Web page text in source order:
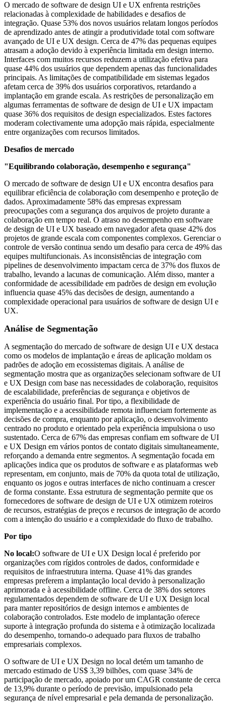
O mercado de software de design UI e UX enfrenta restrições
relacionadas à complexidade de habilidades e desafios de
integração. Quase 53% dos novos usuários relatam longos períodos
de aprendizado antes de atingir a produtividade total com software
avançado de UI e UX design. Cerca de 47% das pequenas equipes
atrasam a adoção devido à experiência limitada em design interno.
Interfaces com muitos recursos reduzem a utilização efetiva para
quase 44% dos usuários que dependem apenas das funcionalidades
principais. As limitações de compatibilidade em sistemas legados
afetam cerca de 39% dos usuários corporativos, retardando a
implantação em grande escala. As restrições de personalização em
algumas ferramentas de software de design de UI e UX impactam
quase 36% dos requisitos de design especializados. Estes factores
moderam colectivamente uma adopção mais rápida, especialmente
entre organizações com recursos limitados.
Desafios de mercado
"Equilibrando colaboração, desempenho e segurança"
O mercado de software de design UI e UX encontra desafios para
equilibrar eficiência de colaboração com desempenho e proteção de
dados. Aproximadamente 58% das empresas expressam
preocupações com a segurança dos arquivos de projeto durante a
colaboração em tempo real. O atraso no desempenho em software
de design de UI e UX baseado em navegador afeta quase 42% dos
projetos de grande escala com componentes complexos. Gerenciar o
controle de versão continua sendo um desafio para cerca de 49% das
equipes multifuncionais. As inconsistências de integração com
pipelines de desenvolvimento impactam cerca de 37% dos fluxos de
trabalho, levando a lacunas de comunicação. Além disso, manter a
conformidade de acessibilidade em padrões de design em evolução
influencia quase 45% das decisões de design, aumentando a
complexidade operacional para usuários de software de design UI e
UX.
Análise de Segmentação
A segmentação do mercado de software de design UI e UX destaca
como os modelos de implantação e áreas de aplicação moldam os
padrões de adoção em ecossistemas digitais. A análise de
segmentação mostra que as organizações selecionam software de UI
e UX Design com base nas necessidades de colaboração, requisitos
de escalabilidade, preferências de segurança e objetivos de
experiência do usuário final. Por tipo, a flexibilidade de
implementação e a acessibilidade remota influenciam fortemente as
decisões de compra, enquanto por aplicação, o desenvolvimento
centrado no produto e orientado pela experiência impulsiona o uso
sustentado. Cerca de 67% das empresas confiam em software de UI
e UX Design em vários pontos de contato digitais simultaneamente,
reforçando a demanda entre segmentos. A segmentação focada em
aplicações indica que os produtos de software e as plataformas web
representam, em conjunto, mais de 70% da quota total de utilização,
enquanto os jogos e outras interfaces de nicho continuam a crescer
de forma constante. Essa estrutura de segmentação permite que os
fornecedores de software de design de UI e UX otimizem roteiros
de recursos, estratégias de preços e recursos de integração de acordo
com a intenção do usuário e a complexidade do fluxo de trabalho.
Por tipo
No local:O software de UI e UX Design local é preferido por
organizações com rígidos controles de dados, conformidade e
requisitos de infraestrutura interna. Quase 41% das grandes
empresas preferem a implantação local devido à personalização
aprimorada e à acessibilidade offline. Cerca de 38% dos setores
regulamentados dependem de software de UI e UX Design local
para manter repositórios de design internos e ambientes de
colaboração controlados. Este modelo de implantação oferece
suporte à integração profunda do sistema e à otimização localizada
do desempenho, tornando-o adequado para fluxos de trabalho
empresariais complexos.
O software de UI e UX Design no local detém um tamanho de
mercado estimado de US$ 3,39 bilhões, com quase 34% de
participação de mercado, apoiado por um CAGR constante de cerca
de 13,9% durante o período de previsão, impulsionado pela
segurança de nível empresarial e pela demanda de personalização.